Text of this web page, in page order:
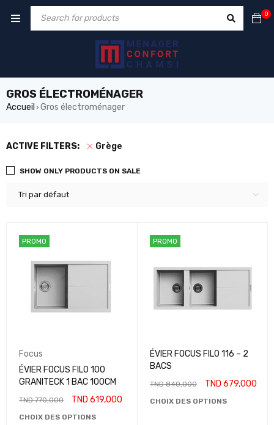
0
GROS ÉLECTROMÉNAGER
Accueil › Gros électroménager
ACTIVE FILTERS: Grège
Tri par défaut
SHOW ONLY PRODUCTS ON SALE
PROMO
Focus
ÉVIER FOCUS FILO 100
GRANITECK 1 BAC 100CM
TND770,000 TND 619,000
CHOIX DES OPTIONS
PROMO
ÉVIER FOCUS FILO 116 – 2
BACS
TND840,000 TND 679,000
CHOIX DES OPTIONS